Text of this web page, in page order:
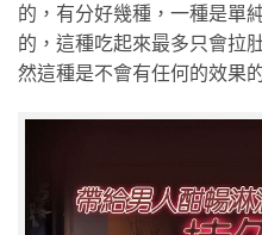
的，有分好幾種，一種是單
的，這種吃起來最多只會拉
然這種是不會有任何的效果